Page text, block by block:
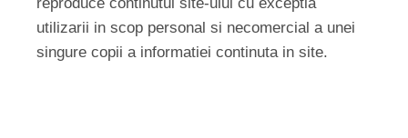
utilizarii in scop personal si necomercial a unei
singure copii a informatiei continuta in site.